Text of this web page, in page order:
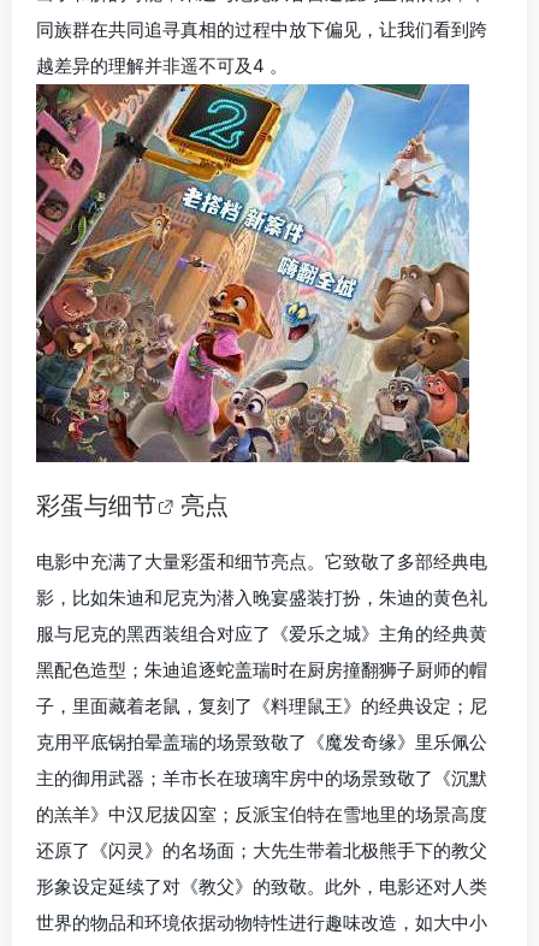
同族群在共同追寻真相的过程中放下偏见，让我们看到跨
越差异的理解并非遥不可及4 。
彩蛋与细节 亮点
电影中充满了大量彩蛋和细节亮点。它致敬了多部经典电
影，比如朱迪和尼克为潜入晚宴盛装打扮，朱迪的黄色礼
服与尼克的黑西装组合对应了《爱乐之城》主角的经典黄
黑配色造型；朱迪追逐蛇盖瑞时在厨房撞翻狮子厨师的帽
子，里面藏着老鼠，复刻了《料理鼠王》的经典设定；尼
克用平底锅拍晕盖瑞的场景致敬了《魔发奇缘》里乐佩公
主的御用武器；羊市长在玻璃牢房中的场景致敬了《沉默
的羔羊》中汉尼拔囚室；反派宝伯特在雪地里的场景高度
还原了《闪灵》的名场面；大先生带着北极熊手下的教父
形象设定延续了对《教父》的致敬。此外，电影还对人类
世界的物品和环境依据动物特性进行趣味改造，如大中小